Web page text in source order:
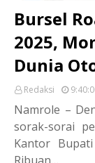
Bursel
2025,
Dunia
Redaksi
Namrole –
sorak-sorai
Kantor
Ribuan…